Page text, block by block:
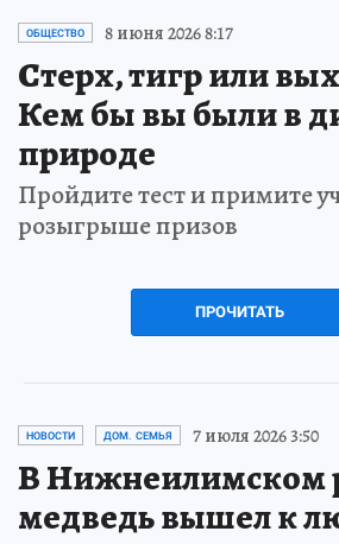
ОБЩЕСТВО 8 июня 2026 8:17
Стерх, тигр или
Кем бы вы были в
природе
Пройдите тест и примите
розыгрыше призов
ПРОЧИТАТЬ
НОВОСТИ ДОМ. СЕМЬЯ 7 июля 2026 3:50
В Нижнеилимском
медведь вышел к